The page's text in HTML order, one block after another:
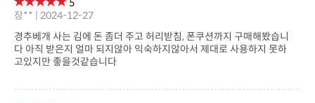
5
장** | 2024-12-27
고있지만 좋을것같습니다